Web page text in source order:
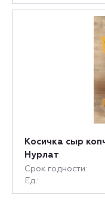
Косичка сыр
Нурлат
Срок годности:
Ед.: